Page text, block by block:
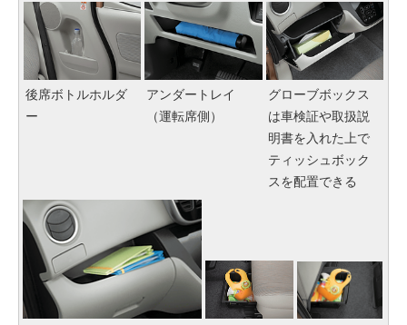
後席ボトルホルダ
ー
アンダートレイ
（運転席側）
グローブボックス
は車検証や取扱説
明書を入れた上で
ティッシュボック
スを配置できる